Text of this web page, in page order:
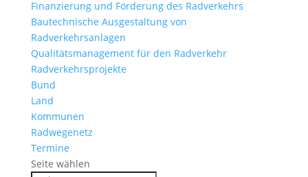
Finanzierung und Förderung des Radverkehrs
Bautechnische Ausgestaltung von
Radverkehrsanlagen
Qualitätsmanagement für den Radverkehr
Radverkehrsprojekte
Bund
Land
Kommunen
Radwegenetz
Termine
Seite wählen